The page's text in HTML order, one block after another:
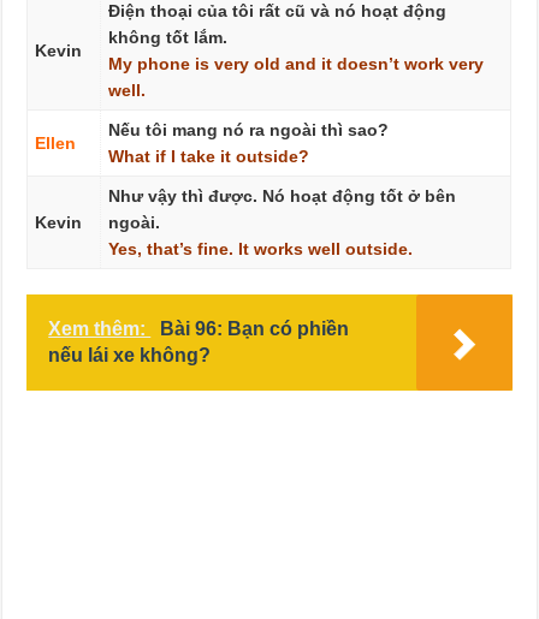
Kevin
Điện thoại của tôi rất cũ và nó hoạt động
không tốt lắm.
My phone is very old and it doesn’t work very
well.
Ellen
Nếu tôi mang nó ra ngoài thì sao?
What if I take it outside?
Kevin
Như vậy thì được. Nó hoạt động tốt ở bên
ngoài.
Yes, that’s fine. It works well outside.
Xem thêm:
Bài 96: Bạn có phiền
nếu lái xe không?